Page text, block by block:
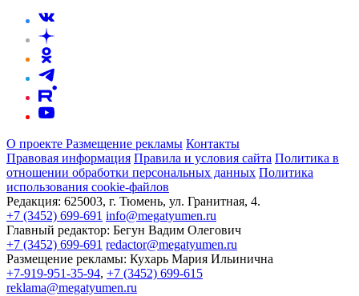
О проекте Размещение рекламы Контакты
Правовая информация Правила и условия сайта Политика в
отношении обработки персональных данных Политика
использования cookie-файлов
Редакция: 625003, г. Тюмень, ул. Гранитная, 4.
+7 (3452) 699-691 info@megatyumen.ru
Главный редактор: Бегун Вадим Олегович
+7 (3452) 699-691 redactor@megatyumen.ru
Размещение рекламы: Кухарь Мария Ильинична
+7-919-951-35-94, +7 (3452) 699-615
reklama@megatyumen.ru